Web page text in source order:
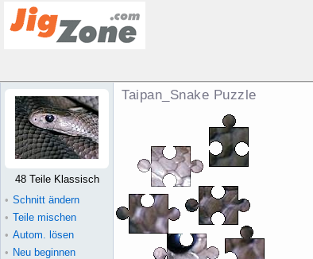
Taipan_Snake Puzzle
48 Teile Klassisch
• Schnitt ändern
• Teile mischen
• Autom. lösen
• Neu beginnen